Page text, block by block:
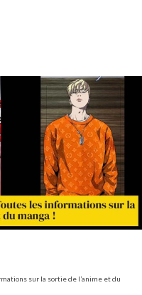
sur la sortie de l’anime et du